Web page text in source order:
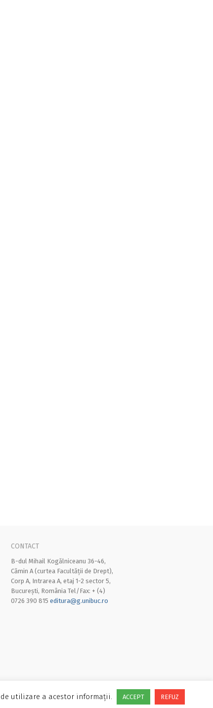
CONTACT
B-dul Mihail Kogălniceanu 36-46,
Cămin A (curtea Facultății de Drept),
Corp A, Intrarea A, etaj 1-2 sector 5,
București, România Tel/Fax: + (4)
0726 390 815 editura@g.unibuc.ro
utilizare a acestor informații. ACCEPT REFUZ